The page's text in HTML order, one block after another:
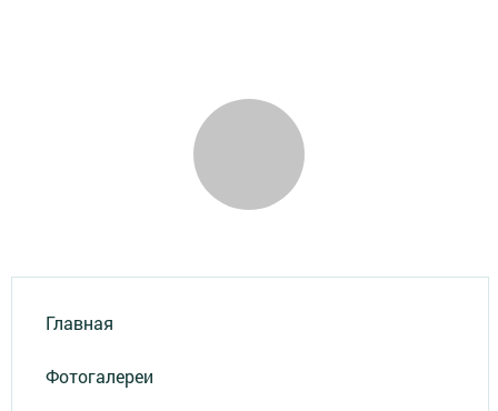
Главная
Фотогалереи